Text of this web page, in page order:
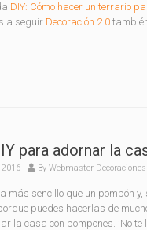
DIY: Cómo hacer un terrario
a seguir Decoración 2.0
para adornar la
2016 By Webmaster Decoraciones
más sencillo que un pompón
puedes hacerlas de
la casa con pompones. ¡No te